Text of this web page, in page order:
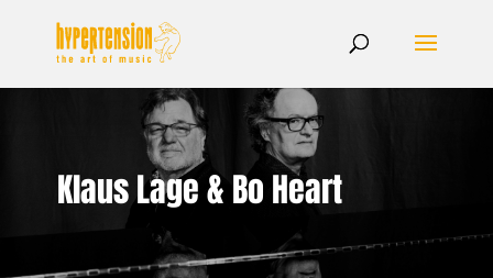
Klaus Lage & Bo Heart